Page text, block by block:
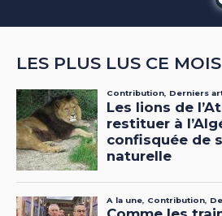
LES PLUS LUS CE MOIS